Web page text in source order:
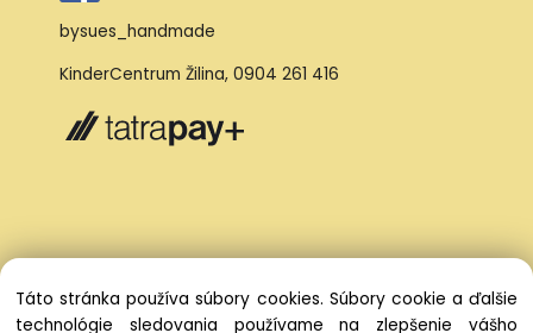
bysues_handmade
KinderCentrum Žilina, 0904 261 416
Táto stránka používa súbory cookies. Súbory cookie a ďalšie
technológie sledovania používame na zlepšenie vášho